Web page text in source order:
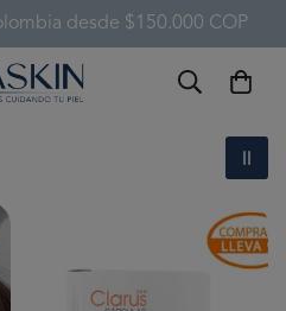
desde $150.000 COP